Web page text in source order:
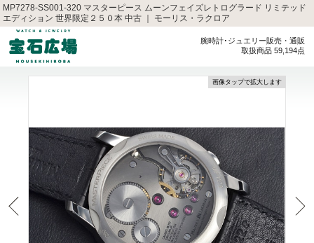
MP7278-SS001-320 マスターピース ムーンフェイズレトログラード リミテッド
エディション 世界限定２５０本 中古 ｜ モーリス・ラクロア
腕時計･ジュエリー販売・通販
取扱商品 59,194点
画像タップで拡大します